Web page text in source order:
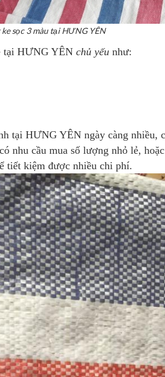
sọc 3 màu tại HƯNG YÊN
tại HƯNG YÊN chủ yếu như:
tại HƯNG YÊN ngày càng nhiều,
nhu cầu mua số lượng nhỏ lẻ,
tiết kiệm được nhiều chi phí.